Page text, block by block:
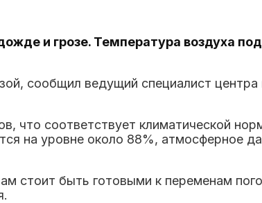
и грозе. Температура воздуха
сообщил ведущий специалист
что соответствует климатической
на уровне около 88%, атмосферное
стоит быть готовыми к переменам